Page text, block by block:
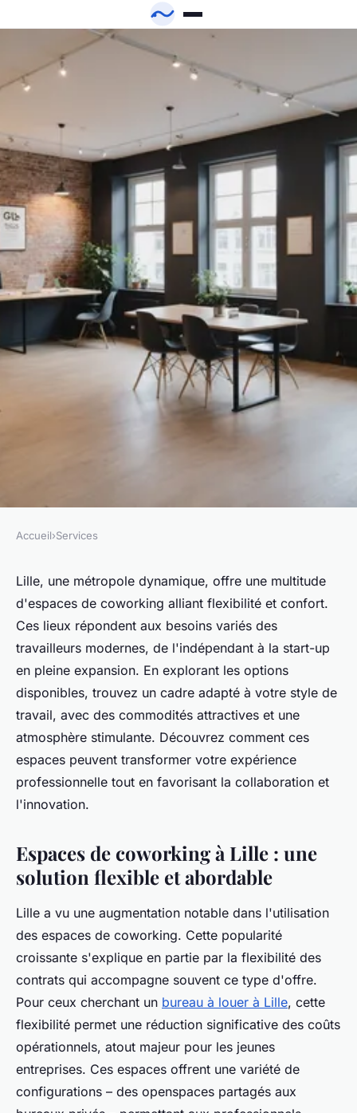
Espaces de coworking à lille :
flexibilité et confort au
rendez-vous
Marie•13 juillet 2025•3 min de lecture
Accueil›Services
Lille, une métropole dynamique, offre une multitude
d'espaces de coworking alliant flexibilité et confort.
Ces lieux répondent aux besoins variés des
travailleurs modernes, de l'indépendant à la start-up
en pleine expansion. En explorant les options
disponibles, trouvez un cadre adapté à votre style de
travail, avec des commodités attractives et une
atmosphère stimulante. Découvrez comment ces
espaces peuvent transformer votre expérience
professionnelle tout en favorisant la collaboration et
l'innovation.
Espaces de coworking à Lille : une
solution flexible et abordable
Lille a vu une augmentation notable dans l'utilisation
des espaces de coworking. Cette popularité
croissante s'explique en partie par la flexibilité des
contrats qui accompagne souvent ce type d'offre.
Pour ceux cherchant un bureau à louer à Lille, cette
flexibilité permet une réduction significative des coûts
opérationnels, atout majeur pour les jeunes
entreprises. Ces espaces offrent une variété de
configurations – des openspaces partagés aux